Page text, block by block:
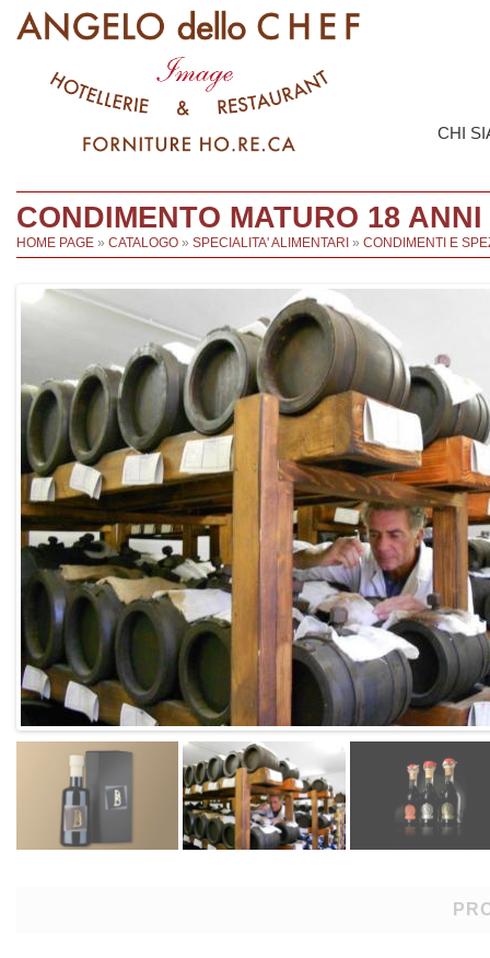
CHI
CONDIMENTO MATURO 18
HOME PAGE » CATALOGO » SPECIALITA' ALIMENTARI » CONDIMENTI E